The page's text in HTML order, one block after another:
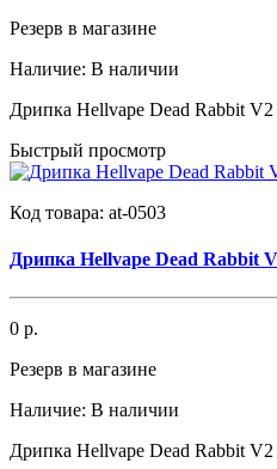
Резерв в магазине
Наличие: В наличии
Дрипка Hellvape Dead Rabbit
Быстрый просмотр
Код товара: at-0503
Дрипка Hellvape Dead Rabbit
0 р.
Резерв в магазине
Наличие: В наличии
Дрипка Hellvape Dead Rabbit